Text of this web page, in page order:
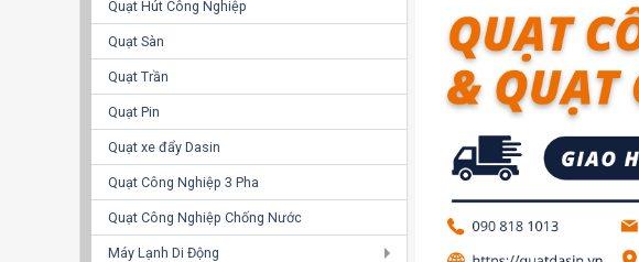
Quạt Hút Công Nghiệp
Quạt Sàn
Quạt Trần
Quạt Pin
Quạt xe đẩy Dasin
Quạt Công Nghiệp 3 Pha
Quạt Công Nghiệp Chống Nước
Máy Lạnh Di Động